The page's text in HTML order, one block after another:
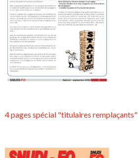
4 pages spécial "titulaires remplaçants"